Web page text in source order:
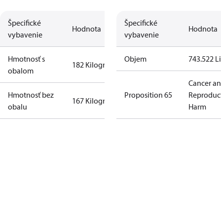
Špecifické
vybavenie
Hodnota
Hmotnosť s
obalom
182 Kilogram
Hmotnosť bez
obalu
167 Kilogram
Špecifické
vybavenie
Hodnota
Objem 743.522
Proposition 65
Cancer
Harm